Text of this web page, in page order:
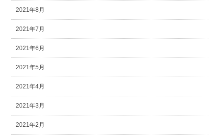
2021年8月
2021年7月
2021年6月
2021年5月
2021年4月
2021年3月
2021年2月